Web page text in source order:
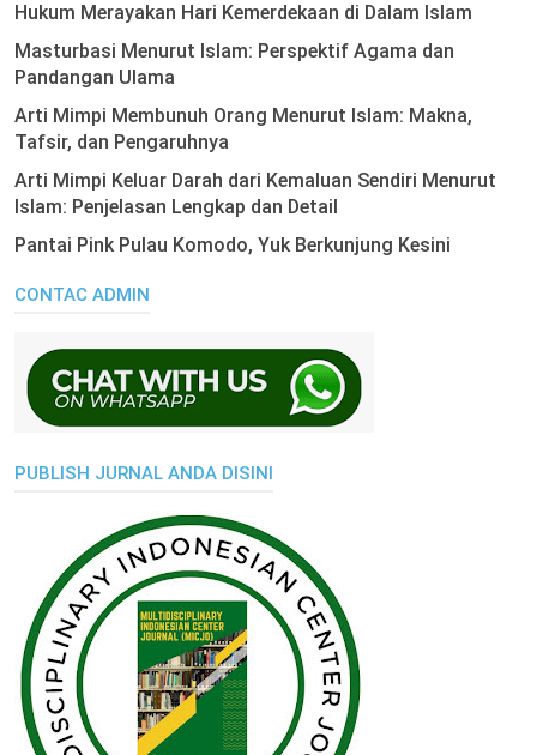
Hukum Merayakan Hari Kemerdekaan di Dalam Islam
Masturbasi Menurut Islam: Perspektif Agama dan
Pandangan Ulama
Arti Mimpi Membunuh Orang Menurut Islam: Makna,
Tafsir, dan Pengaruhnya
Arti Mimpi Keluar Darah dari Kemaluan Sendiri Menurut
Islam: Penjelasan Lengkap dan Detail
Pantai Pink Pulau Komodo, Yuk Berkunjung Kesini
CONTAC ADMIN
PUBLISH JURNAL ANDA DISINI